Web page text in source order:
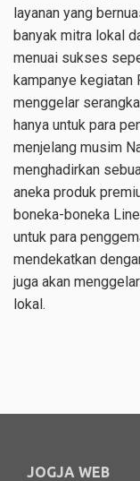
layanan yang
banyak mitra lokal
menuai sukses
kampanye kegiatan
menggelar
hanya untuk para
menjelang musim
menghadirkan
aneka produk
boneka-boneka
untuk para
mendekatkan
juga akan
lokal.
JOGJA WEB